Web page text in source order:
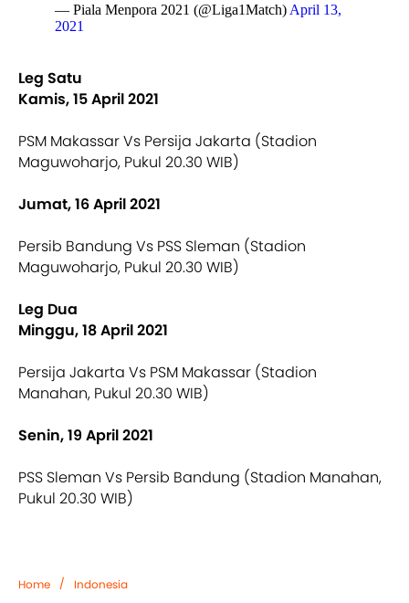
— Piala Menpora 2021 (@Liga1Match) April 13,
2021
Leg Satu
Kamis, 15 April 2021
PSM Makassar Vs Persija Jakarta (Stadion
Maguwoharjo, Pukul 20.30 WIB)
Jumat, 16 April 2021
Persib Bandung Vs PSS Sleman (Stadion
Maguwoharjo, Pukul 20.30 WIB)
Leg Dua
Minggu, 18 April 2021
Persija Jakarta Vs PSM Makassar (Stadion
Manahan, Pukul 20.30 WIB)
Senin, 19 April 2021
PSS Sleman Vs Persib Bandung (Stadion Manahan,
Pukul 20.30 WIB)
Home / Indonesia